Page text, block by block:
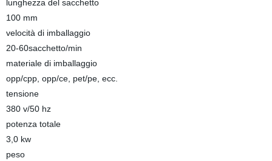
lunghezza del sacchetto
100 mm
velocità di imballaggio
20-60sacchetto/min
materiale di imballaggio
opp/cpp, opp/ce, pet/pe, ecc.
tensione
380 v/50 hz
potenza totale
3,0 kw
peso